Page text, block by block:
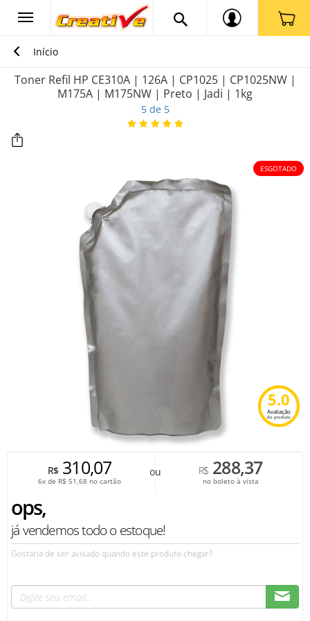
Início
Toner Refil HP CE310A | 126A | CP1025 | CP1025NW |
M175A | M175NW | Preto | Jadi | 1kg
5 de 5
ESGOTADO
5.0
Avaliação
do produto
R$310,07
6x de R$ 51,68 no cartão
ou R$ 288,37
no boleto à vista
ops,
já vendemos todo o estoque!
Gostaria de ser avisado quando este produto chegar?